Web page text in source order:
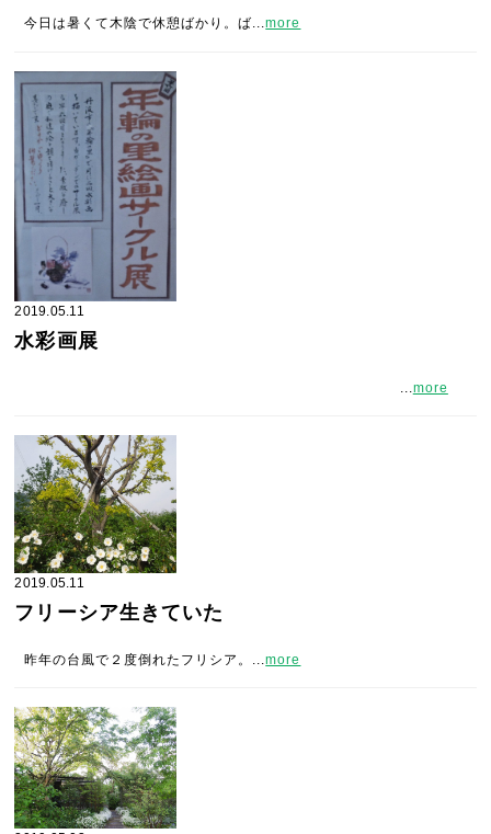
今日は暑くて木陰で休憩ばかり。ば...more
2019.05.11
水彩画展
more
2019.05.11
フリーシア生きていた
昨年の台風で２度倒れたフリシア。...more